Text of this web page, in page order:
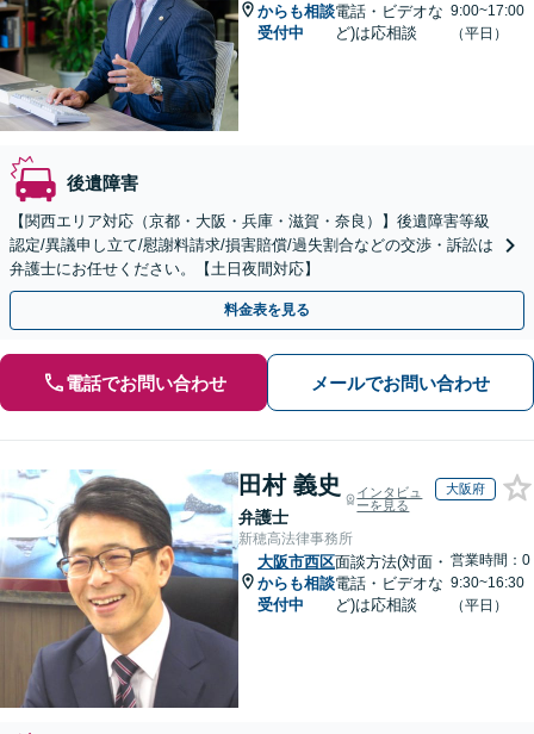
からも相談
受付中
電話・ビデオな
ど)は応相談
9:00~17:00
（平日）
後遺障害
【関西エリア対応（京都・大阪・兵庫・滋賀・奈良）】後遺障害等級
認定/異議申し立て/慰謝料請求/損害賠償/過失割合などの交渉・訴訟は
弁護士にお任せください。【土日夜間対応】
料金表を見る
電話でお問い合わせ メールでお問い合わせ
田村 義史
弁護士
インタビュ
ーを見る
大阪府
新穂高法律事務所
大阪市西区
からも相談
受付中
面談方法(対面・
電話・ビデオな
ど)は応相談
営業時間：0
9:30~16:30
（平日）